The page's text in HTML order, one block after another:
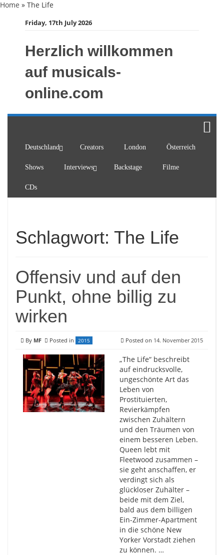
Skip
Home » The Life
Friday, 17th July 2026
Herzlich willkommen
auf musicals-
online.com
Deutschland Creators London Österreich
Shows Interviews Backstage Filme
CDs
Schlagwort: The Life
Offensiv und auf den
Punkt, ohne billig zu
wirken
By MF Posted in 2015 Posted on 14. November 2015
„The Life“ beschreibt
auf eindrucksvolle,
ungeschönte Art das
Leben von
Prostituierten,
Revierkämpfen
zwischen Zuhältern
und den Träumen von
einem besseren Leben.
Queen lebt mit
Fleetwood zusammen –
sie geht anschaffen, er
verdingt sich als
glückloser Zuhälter –
beide mit dem Ziel,
bald aus dem billigen
Ein-Zimmer-Apartment
in die schöne New
Yorker Vorstadt ziehen
zu können. …